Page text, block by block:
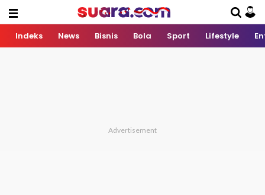
Indeks News Bisnis Bola Sport Lifestyle